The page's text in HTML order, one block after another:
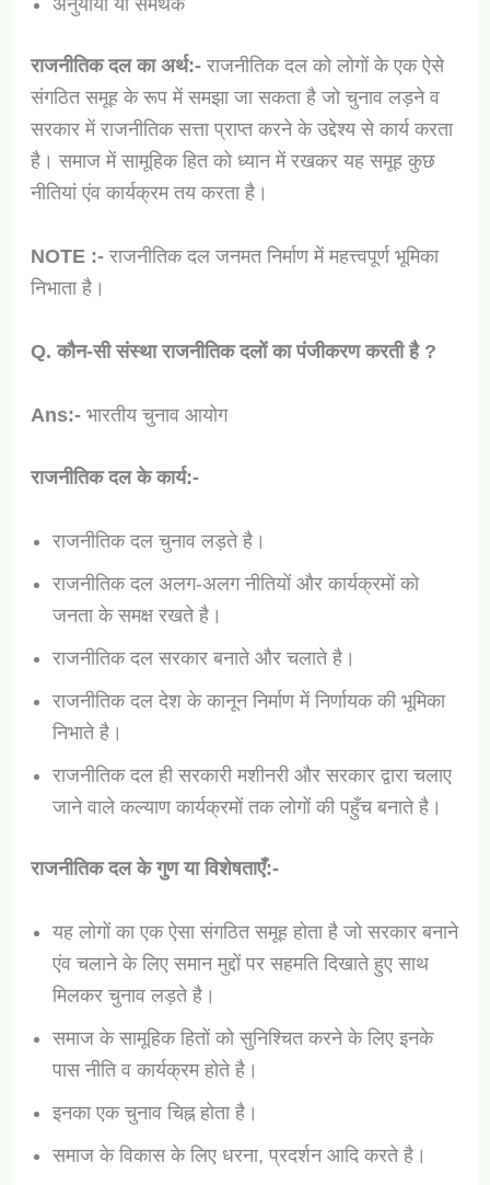
अनुयायी या समर्थक
राजनीतिक दल का अर्थ:-राजनीतिक दल को लोगों के एक ऐसे
संगठित समूह के रूप में समझा जा सकता है जो चुनाव लड़ने व
सरकार में राजनीतिक सत्ता प्राप्त करने के उद्देश्य से कार्य करता
है। समाज में सामूहिक हित को ध्यान में रखकर यह समूह कुछ
नीतियां एंव कार्यक्रम तय करता है।
NOTE :-राजनीतिक दल जनमत निर्माण में महत्त्वपूर्ण भूमिका
निभाता है।
Q. कौन-सी संस्था राजनीतिक दलों का पंजीकरण करती है ?
Ans:-भारतीय चुनाव आयोग
राजनीतिक दल के कार्य:-
राजनीतिक दल चुनाव लड़ते है।
राजनीतिक दल अलग-अलग नीतियों और कार्यक्रमों को
जनता के समक्ष रखते है।
राजनीतिक दल सरकार बनाते और चलाते है।
राजनीतिक दल देश के कानून निर्माण में निर्णायक की भूमिका
निभाते है।
राजनीतिक दल ही सरकारी मशीनरी और सरकार द्वारा चलाए
जाने वाले कल्याण कार्यक्रमों तक लोगों की पहुँच बनाते है।
राजनीतिक दल के गुण या विशेषताएँ:-
यह लोगों का एक ऐसा संगठित समूह होता है जो सरकार बनाने
एंव चलाने के लिए समान मुद्दों पर सहमति दिखाते हुए साथ
मिलकर चुनाव लड़ते है।
समाज के सामूहिक हितों को सुनिश्चित करने के लिए इनके
पास नीति व कार्यक्रम होते है।
इनका एक चुनाव चिह्न होता है।
समाज के विकास के लिए धरना, प्रदर्शन आदि करते है।